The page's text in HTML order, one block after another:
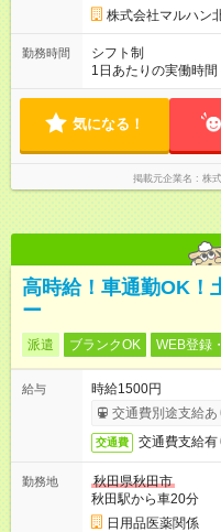
株式会社マルハン
勤務時間
シフト制
1日あたりの実働時
20:30、15:30～24:00
方歓迎
気になる！
掲載元企業名 株
高時給！車通勤OK！
ー
派遣 ブランクOK WEB登録
給与
時給1500円
交通費別途支給あ
交通費 交通費支給有
勤務地
秋田県秋田市
秋田駅から車20分
日用品医薬関係